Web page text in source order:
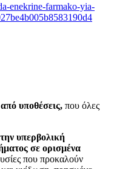
enekrine-farmako-yia-
υποθέσεις, που όλες
υπερβολική
σε ορισμένα
που προκαλούν